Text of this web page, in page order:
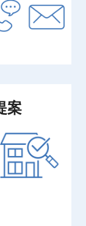
案